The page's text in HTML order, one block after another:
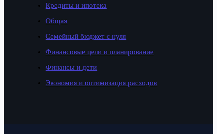
Кредиты и ипотека
Общая
Семейный бюджет с нуля
Финансовые цели и планирование
Финансы и дети
Экономия и оптимизация расходов